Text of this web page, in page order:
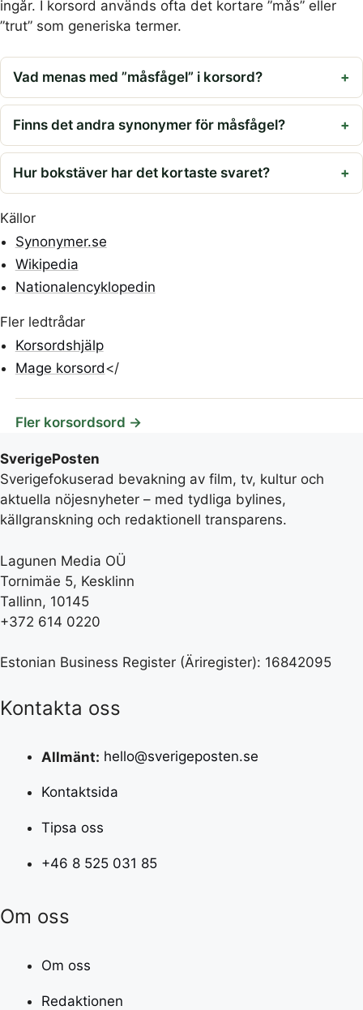
ingår. I korsord används ofta det kortare ”mås” eller
”trut” som generiska termer.
Vad menas med ”måsfågel” i korsord?
Finns det andra synonymer för måsfågel?
Hur bokstäver har det kortaste svaret?
Källor
Synonymer.se
Wikipedia
Nationalencyklopedin
Fler ledtrådar
Korsordshjälp
Mage korsord</
Fler korsordsord →
SverigePosten
Sverigefokuserad bevakning av film, tv, kultur och
aktuella nöjesnyheter – med tydliga bylines,
källgranskning och redaktionell transparens.
Lagunen Media OÜ
Tornimäe 5, Kesklinn
Tallinn, 10145
+372 614 0220
Estonian Business Register (Äriregister): 16842095
Kontakta oss
Allmänt: hello@sverigeposten.se
Kontaktsida
Tipsa oss
+46 8 525 031 85
Om oss
Om oss
Redaktionen